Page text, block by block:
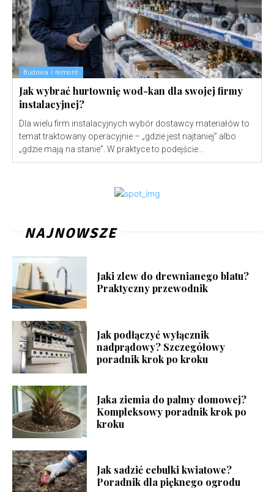
Budowa i remont
Jak wybrać hurtownię wod-kan dla swojej firmy
instalacyjnej?
Dla wielu firm instalacyjnych wybór dostawcy materiałów to
temat traktowany operacyjnie – „gdzie jest najtaniej” albo
„gdzie mają na stanie”. W praktyce to podejście...
NAJNOWSZE
Jaki zlew do drewnianego blatu?
Praktyczny przewodnik
Jak podłączyć wyłącznik
nadprądowy? Szczegółowy
poradnik krok po kroku
Jaka ziemia do palmy domowej?
Kompleksowy poradnik krok po
kroku
Jak sadzić cebulki kwiatowe?
Poradnik dla pięknego ogrodu